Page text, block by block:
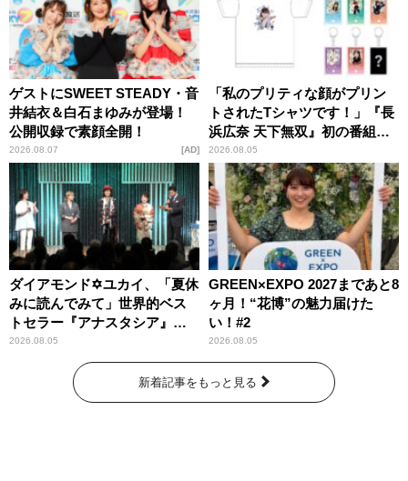
ゲストにSWEET STEADY・音
井結衣＆白石まゆみが登場！
公開収録で素顔全開！
2026.08.07 AD
「私のプリティな顔がプリン
トされたTシャツです！」『長
浜広奈 天下無双』初の番組グ
ッズ発売
2026.08.05
ダイアモンド✡ユカイ、「夏休
みに読んでみて」世界的ベス
トセラー『アナスタシア』を
紹介
2026.08.05
GREEN×EXPO 2027まであと8
ヶ月！“花博”の魅力届けた
い！#2
2026.08.05
新着記事をもっと見る